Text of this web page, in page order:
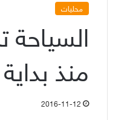
محليات
منذ بداية 2016
2016-11-12